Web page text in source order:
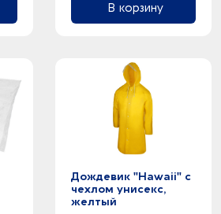
В корзину
Дождевик "Hawaii" c
чехлом унисекс,
желтый